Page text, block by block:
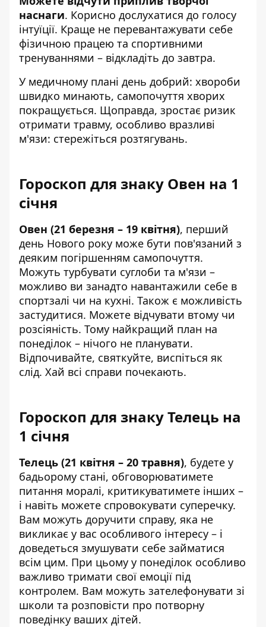
наснаги. Корисно дослухатися до голосу
інтуїції. Краще не перевантажувати себе
фізичною працею та спортивними
тренуваннями – відкладіть до завтра.
У медичному плані день добрий: хвороби
швидко минають, самопочуття хворих
покращується. Щоправда, зростає ризик
отримати травму, особливо вразливі
м'язи: стережіться розтягувань.
Гороскоп для знаку Овен на 1
січня
Овен (21 березня – 19 квітня), перший
день Нового року може бути пов'язаний з
деяким погіршенням самопочуття.
Можуть турбувати суглоби та м'язи –
можливо ви занадто навантажили себе в
спортзалі чи на кухні. Також є можливість
застудитися. Можете відчувати втому чи
розсіяність. Тому найкращий план на
понеділок – нічого не планувати.
Відпочивайте, святкуйте, виспіться як
слід. Хай всі справи почекають.
Гороскоп для знаку Телець на
1 січня
Телець (21 квітня – 20 травня), будете у
бадьорому стані, обговорюватимете
питання моралі, критикуватимете інших –
і навіть можете спровокувати суперечку.
Вам можуть доручити справу, яка не
викликає у вас особливого інтересу – і
доведеться змушувати себе займатися
всім цим. При цьому у понеділок особливо
важливо тримати свої емоції під
контролем. Вам можуть зателефонувати зі
школи та розповісти про потворну
поведінку ваших дітей.